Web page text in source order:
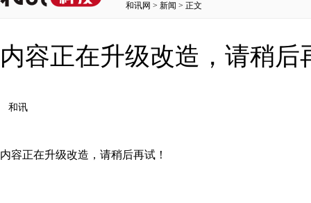
和讯网 > 新闻 > 正文
内容正在升级改造，请稍后
和讯
内容正在升级改造，请稍后再试！